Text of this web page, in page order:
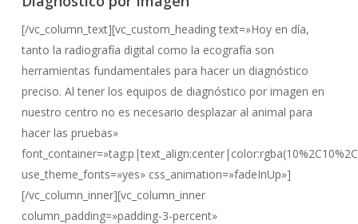
[/vc_column_text][vc_custom_heading text=»Hoy en día,
tanto la radiografía digital como la ecografía son
herramientas fundamentales para hacer un diagnóstico
preciso. Al tener los equipos de diagnóstico por imagen en
nuestro centro no es necesario desplazar al animal para
hacer las pruebas»
use_theme_fonts=»yes» css_animation=»fadeInUp»]
[/vc_column_inner][vc_column_inner
column_padding=»padding-3-percent»